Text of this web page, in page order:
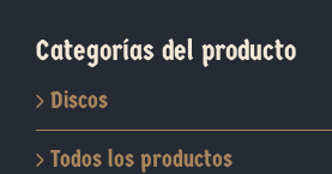
de
Categorías del producto
Discos
Todos los productos